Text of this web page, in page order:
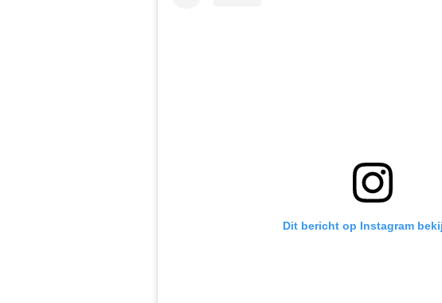
Dit bericht op Instagram